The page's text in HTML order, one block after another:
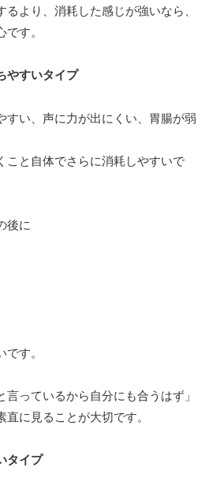
より、消耗した感じが強いなら、
す。
やすいタイプ
すい、声に力が出にくい、胃腸が弱
こと自体でさらに消耗しやすいで
後に
す。
言っているから自分にも合うはず」
に見ることが大切です。
タイプ